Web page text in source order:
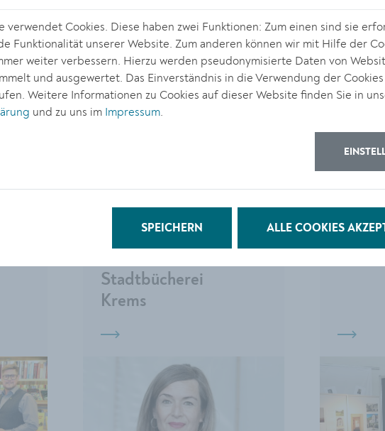
BILDUNG
ins Leben: Lesung
Stadtbücherei
Krems
08.11.2024 KULTUR
NS-
verwendet Cookies. Diese haben zwei Funktionen: Zum einen sind sie
Funktionalität unserer Website. Zum anderen können wir mit Hilfe der
weiter verbessern. Hierzu werden pseudonymisierte Daten von
und ausgewertet. Das Einverständnis in die Verwendung der Cookies
Weitere Informationen zu Cookies auf dieser Website finden Sie in
und zu uns im Impressum.
SPEICHERN ALLE COOKIES